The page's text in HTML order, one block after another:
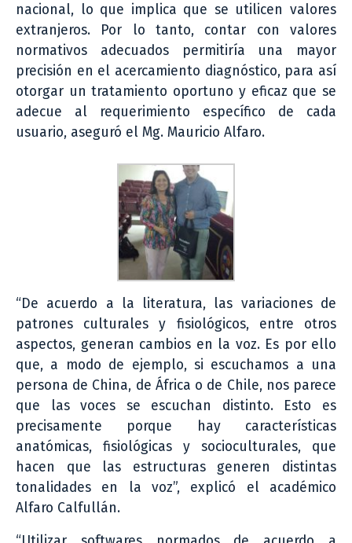
nacional, lo que implica que se utilicen valores
extranjeros. Por lo tanto, contar con valores
normativos adecuados permitiría una mayor
precisión en el acercamiento diagnóstico, para así
otorgar un tratamiento oportuno y eficaz que se
adecue al requerimiento específico de cada
usuario, aseguró el Mg. Mauricio Alfaro.
“De acuerdo a la literatura, las variaciones de
patrones culturales y fisiológicos, entre otros
aspectos, generan cambios en la voz. Es por ello
que, a modo de ejemplo, si escuchamos a una
persona de China, de África o de Chile, nos parece
que las voces se escuchan distinto. Esto es
precisamente porque hay características
anatómicas, fisiológicas y socioculturales, que
hacen que las estructuras generen distintas
tonalidades en la voz”, explicó el académico
Alfaro Calfullán.